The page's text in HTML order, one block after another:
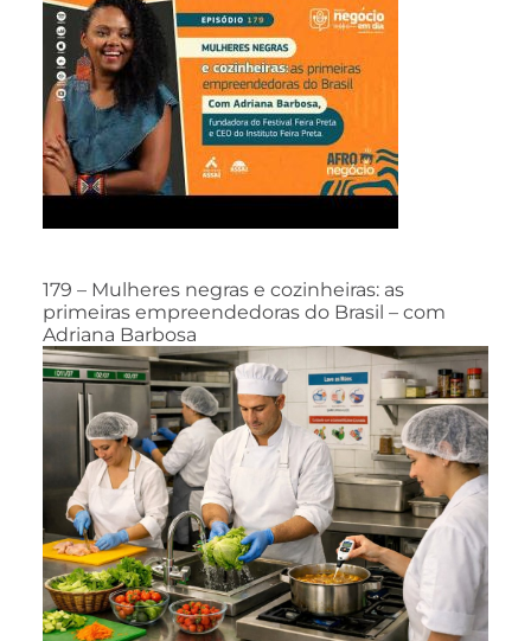
179 – Mulheres negras e cozinheiras: as
primeiras empreendedoras do Brasil – com
Adriana Barbosa